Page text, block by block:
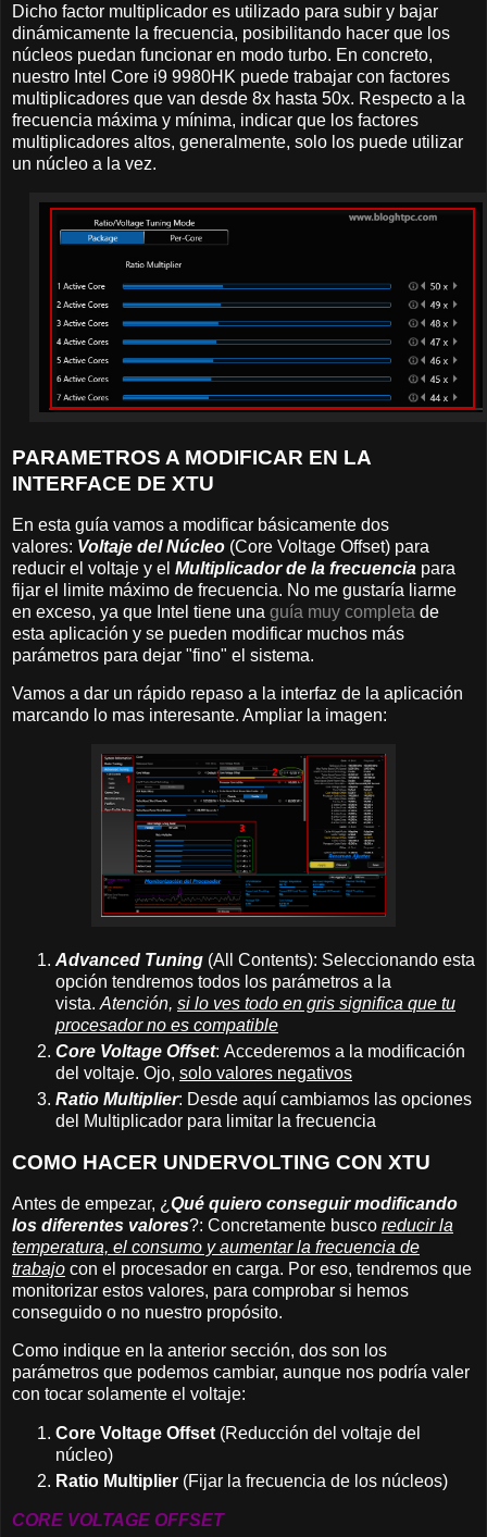
Dicho factor multiplicador es utilizado para subir y bajar
dinámicamente la frecuencia, posibilitando hacer que los
núcleos puedan funcionar en modo turbo. En concreto,
nuestro Intel Core i9 9980HK puede trabajar con factores
multiplicadores que van desde 8x hasta 50x. Respecto a la
frecuencia máxima y mínima, indicar que los factores
multiplicadores altos, generalmente, solo los puede utilizar
un núcleo a la vez.
PARAMETROS A MODIFICAR EN LA
INTERFACE DE XTU
En esta guía vamos a modificar básicamente dos
valores: Voltaje del Núcleo (Core Voltage Offset) para
reducir el voltaje y el Multiplicador de la frecuencia para
fijar el limite máximo de frecuencia. No me gustaría liarme
en exceso, ya que Intel tiene una guía muy completa de
esta aplicación y se pueden modificar muchos más
parámetros para dejar "fino" el sistema.
Vamos a dar un rápido repaso a la interfaz de la aplicación
marcando lo mas interesante. Ampliar la imagen:
Advanced Tuning (All Contents): Seleccionando esta
opción tendremos todos los parámetros a la
vista. Atención, si lo ves todo en gris significa que tu
procesador no es compatible
Core Voltage Offset: Accederemos a la modificación
del voltaje. Ojo, solo valores negativos
Ratio Multiplier: Desde aquí cambiamos las opciones
del Multiplicador para limitar la frecuencia
COMO HACER UNDERVOLTING CON XTU
Antes de empezar, ¿ Qué quiero conseguir modificando
los diferentes valores?: Concretamente busco reducir la
temperatura, el consumo y aumentar la frecuencia de
trabajo con el procesador en carga. Por eso, tendremos que
monitorizar estos valores, para comprobar si hemos
conseguido o no nuestro propósito.
Como indique en la anterior sección, dos son los
parámetros que podemos cambiar, aunque nos podría valer
con tocar solamente el voltaje:
Core Voltage Offset (Reducción del voltaje del
núcleo)
Ratio Multiplier (Fijar la frecuencia de los núcleos)
CORE VOLTAGE OFFSET